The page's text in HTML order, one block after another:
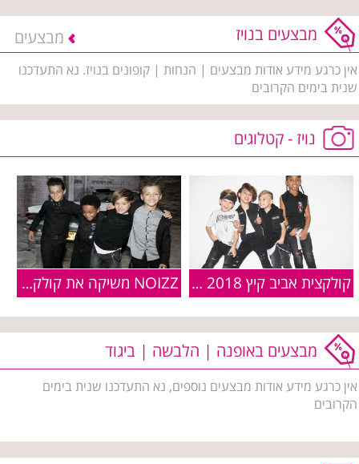
מבצעים בנויז מבצעים
אין כרגע מידע אודות מבצעים | הנחות | קופונים בנויז. נא התעדכנו
שנית בימים הקרובים
נויז - קטלוגים
קולקצית אביב קיץ 2018 של רשת הילדים NOIZZ NOIZZ משיקה את קולקציית חורף 2017-2018
מבצעים באופנה | הלבשה | ביגוד
אין כרגע מידע אודות מבצעים נוספים, נא התעדכנו שנית בימים
הקרובים